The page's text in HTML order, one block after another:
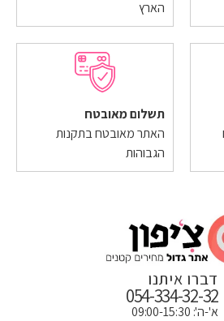
הארץ
תשלום מאובטח
האתר מאובטח בתקנות
הגבוהות
דברו איתנו
054-334-32-32
א'-ה': 09:00-15:30